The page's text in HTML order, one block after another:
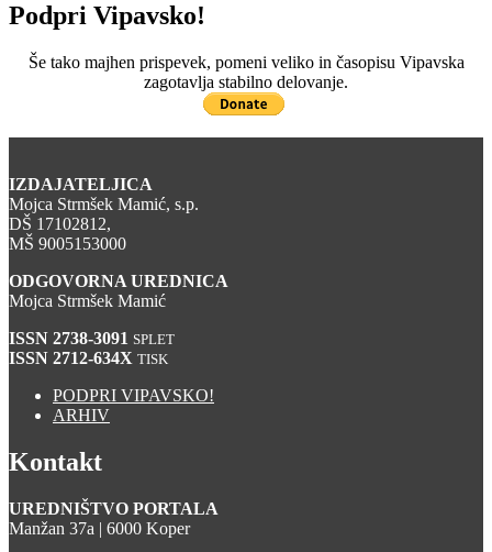
Podpri Vipavsko!
Še tako majhen prispevek, pomeni veliko in časopisu Vipavska
zagotavlja stabilno delovanje.
IZDAJATELJICA
Mojca Strmšek Mamić, s.p.
DŠ 17102812,
MŠ 9005153000
ODGOVORNA UREDNICA
Mojca Strmšek Mamić
ISSN 2738-3091 SPLET
ISSN 2712-634X TISK
PODPRI VIPAVSKO!
ARHIV
Kontakt
UREDNIŠTVO PORTALA
Manžan 37a | 6000 Koper